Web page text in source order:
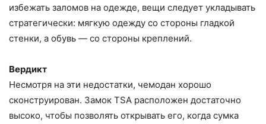
избежать заломов на одежде, вещи следует укладывать
стратегически: мягкую одежду со стороны гладкой
стенки, а обувь — со стороны креплений.
Вердикт
Несмотря на эти недостатки, чемодан хорошо
сконструирован. Замок TSA расположен достаточно
высоко, чтобы позволять открывать его, когда сумка